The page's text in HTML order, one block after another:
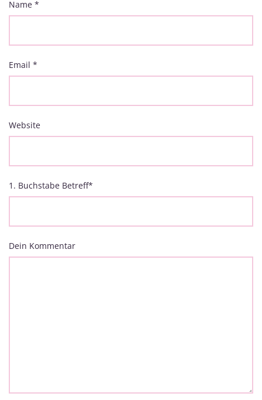
Name *
Email *
Website
1. Buchstabe Betreff*
Dein Kommentar